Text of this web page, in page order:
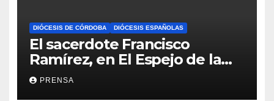
DIÓCESIS DE CÓRDOBA DIÓCESIS ESPAÑOLAS
El sacerdote Francisco
Ramírez, en El Espejo de la
Iglesia
PRENSA